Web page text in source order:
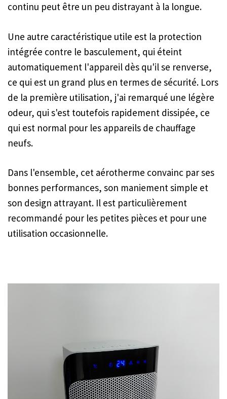
continu peut être un peu distrayant à la longue.
Une autre caractéristique utile est la protection
intégrée contre le basculement, qui éteint
automatiquement l'appareil dès qu'il se renverse,
ce qui est un grand plus en termes de sécurité. Lors
de la première utilisation, j'ai remarqué une légère
odeur, qui s'est toutefois rapidement dissipée, ce
qui est normal pour les appareils de chauffage
neufs.
Dans l'ensemble, cet aérotherme convainc par ses
bonnes performances, son maniement simple et
son design attrayant. Il est particulièrement
recommandé pour les petites pièces et pour une
utilisation occasionnelle.